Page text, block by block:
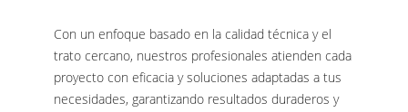
Con un enfoque basado en la calidad técnica y el
trato cercano, nuestros profesionales atienden cada
proyecto con eficacia y soluciones adaptadas a tus
necesidades, garantizando resultados duraderos y